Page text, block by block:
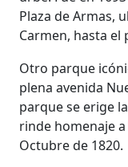
Plaza de Armas,
Carmen, hasta el
Otro parque
plena avenida
parque se erige
rinde homenaje
Octubre de 1820.